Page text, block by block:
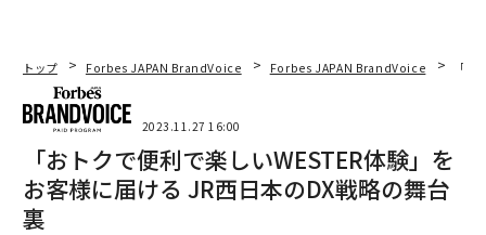
トップ Forbes JAPAN BrandVoice Forbes JAPAN BrandVoice 「
2023.11.27 16:00
「おトクで便利で楽しいWESTER体験」を
お客様に届ける JR西日本のDX戦略の舞台
裏